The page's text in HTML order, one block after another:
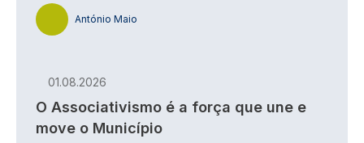
António Maio
01.08.2026
O Associativismo é a força que une e
move o Município